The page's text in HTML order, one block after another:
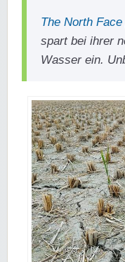
The North Face
spart bei ihrer
Wasser ein.